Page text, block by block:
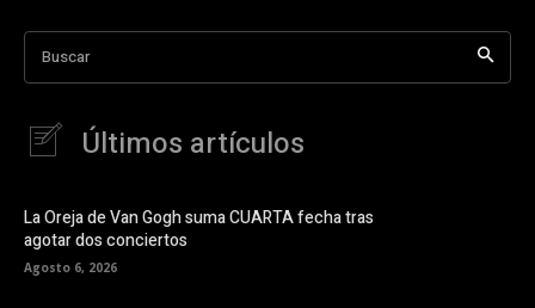
Buscar
Últimos artículos
La Oreja de Van Gogh suma CUARTA fecha tras
agotar dos conciertos
Agosto 6, 2026